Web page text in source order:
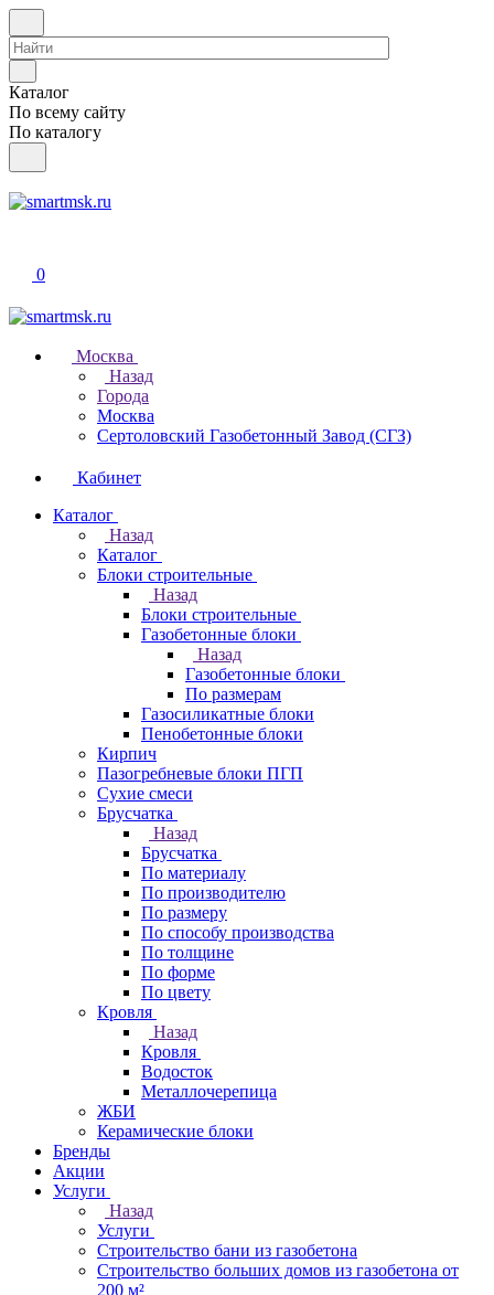
Каталог
По всему сайту
По каталогу
0
Москва
Назад
Города
Москва
Сертоловский Газобетонный Завод (СГЗ)
Кабинет
Каталог
Назад
Каталог
Блоки строительные
Назад
Блоки строительные
Газобетонные блоки
Назад
Газобетонные блоки
По размерам
Газосиликатные блоки
Пенобетонные блоки
Кирпич
Пазогребневые блоки ПГП
Сухие смеси
Брусчатка
Назад
Брусчатка
По материалу
По производителю
По размеру
По способу производства
По толщине
По форме
По цвету
Кровля
Назад
Кровля
Водосток
Металлочерепица
ЖБИ
Керамические блоки
Бренды
Акции
Услуги
Назад
Услуги
Строительство бани из газобетона
Строительство больших домов из газобетона от
200 м²